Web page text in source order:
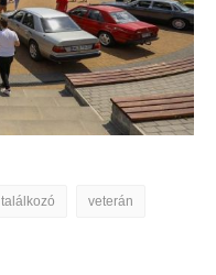
találkozó veterán